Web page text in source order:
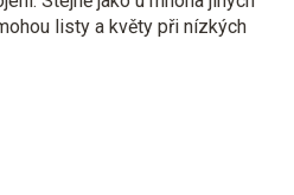
listy a květy při nízkých